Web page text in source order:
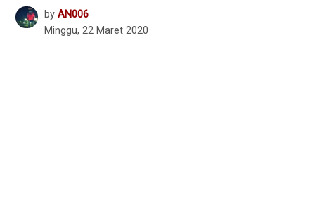
by AN006
Minggu, 22 Maret 2020